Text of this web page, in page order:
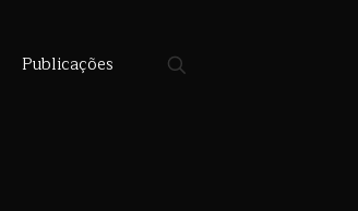
Publicações